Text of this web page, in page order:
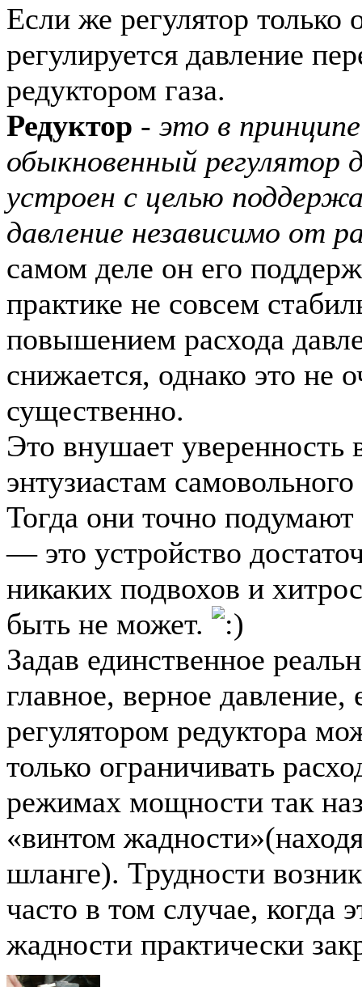
Если же регулятор только
регулируется давление
редуктором газа.
Редуктор - это в
обыкновенный регулятор
устроен с целью
давление независимо от
самом деле он его
практике не совсем
повышением расхода
снижается, однако это не
существенно.
Это внушает уверенность
энтузиастам
Тогда они точно
— это устройство
никаких подвохов и
быть не может.
Задав единственное
главное, верное
регулятором редуктора
только ограничивать
режимах мощности так
«винтом
шланге). Трудности
часто в том случае, когда
жадности практически